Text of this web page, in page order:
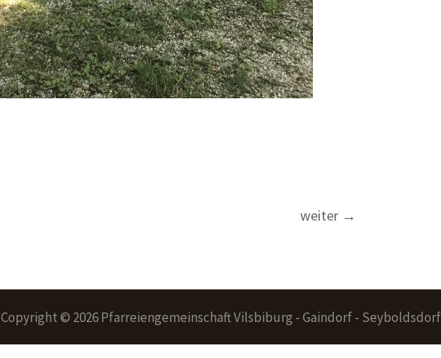
weiter →
Copyright © 2026 Pfarreiengemeinschaft Vilsbiburg - Gaindorf - Seyboldsdorf